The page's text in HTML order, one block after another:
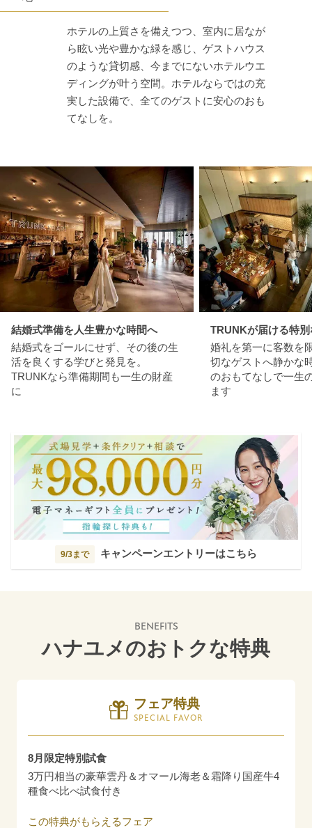
ホテルの上質さを備えつつ、室内に居なが
ら眩い光や豊かな緑を感じ、ゲストハウス
のような貸切感、今までにないホテルウエ
ディングが叶う空間。ホテルならではの充
実した設備で、全てのゲストに安心のおも
てなしを。
結婚式準備を人生豊かな時間へ
結婚式をゴールにせず、その後の生
活を良くする学びと発見を。
TRUNKなら準備期間も一生の財産
に
TRUNKが届ける特別
婚礼を第一に客数を
切なゲストへ静かな
のおもてなしで一生
ます
9/3まで キャンペーンエントリーはこちら
BENEFITS
ハナユメのおトクな特典
フェア特典
SPECIAL FAVOR
8月限定特別試食
3万円相当の豪華雲丹＆オマール海老＆霜降り国産牛4
種食べ比べ試食付き
この特典がもらえるフェア